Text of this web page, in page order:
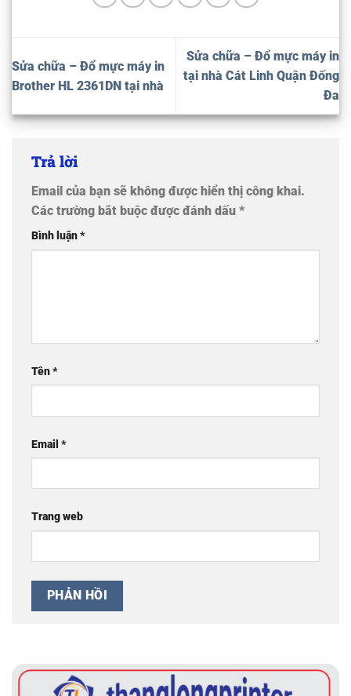
Sửa chữa – Đổ mực máy in
Brother HL 2361DN tại nhà
Sửa chữa – Đổ mực máy in
tại nhà Cát Linh Quận Đống
Đa
Trả lời
Email của bạn sẽ không được hiển thị công khai.
Các trường bắt buộc được đánh dấu *
Bình luận*
Tên*
Email *
Trang web